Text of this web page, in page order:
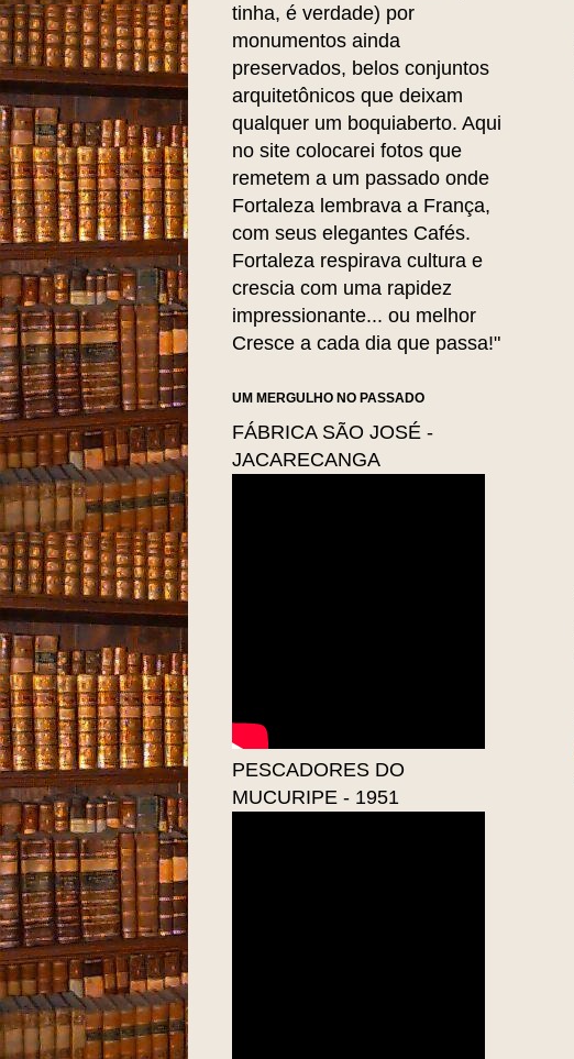
tinha, é verdade) por
monumentos ainda
preservados, belos conjuntos
arquitetônicos que deixam
qualquer um boquiaberto. Aqui
no site colocarei fotos que
remetem a um passado onde
Fortaleza lembrava a França,
com seus elegantes Cafés.
Fortaleza respirava cultura e
crescia com uma rapidez
impressionante... ou melhor
Cresce a cada dia que passa!"
UM MERGULHO NO PASSADO
FÁBRICA SÃO JOSÉ -
JACARECANGA
PESCADORES DO
MUCURIPE - 1951